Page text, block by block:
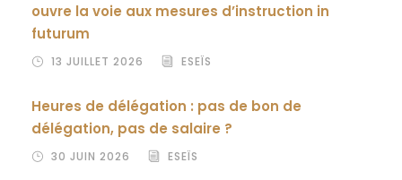
ouvre la voie aux mesures d’instruction in
futurum
13 JUILLET 2026 ESEÏS
Heures de délégation : pas de bon de
délégation, pas de salaire ?
30 JUIN 2026 ESEÏS